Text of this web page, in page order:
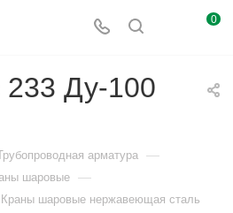
0
233 Ду-100
арматура —
шаровые —
Краны шаровые нержавеющая сталь